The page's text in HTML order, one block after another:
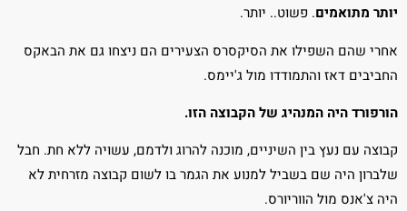
יותר מתואמים. פשוט.. יותר.
אחרי שהם השפילו את הסיקסרס הצעירים הם ניצחו גם את הבאקס
החביבים דאז והתמודדו מול ג'יימס.
הורפורד היה המנהיג של הקבוצה הזו.
קבוצה עם נעץ בין השיניים, מוכנה להרוג ולדמם, עשויה ללא חת. חבל
שלברון היה שם בשביל למנוע את הגמר בו לשום קבוצה מזרחית לא
היה צ'אנס מול הווריורס.